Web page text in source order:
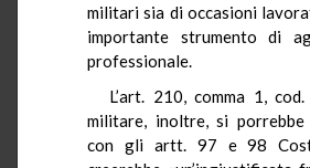
militari sia di occasioni
importante strumento di
professionale.
L’art. 210, comma 1,
militare, inoltre, si
con gli artt. 97 e 98